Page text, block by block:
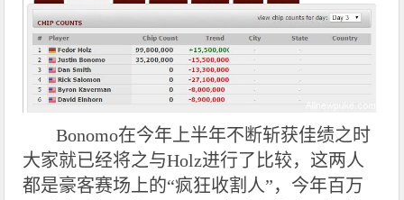
Bonomo在今年上半年不断斩获佳绩之时
大家就已经将之与Holz进行了比较，这两人
都是豪客赛场上的“疯狂收割人”，今年百万